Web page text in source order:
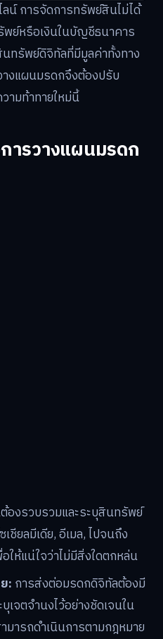
น์ การจัดการทรัพย์สินไม่ได้
ย์หรือเงินในบัญชีธนาคาร
ทรัพย์ดิจิทัลที่มีมูลค่าทั้งทาง
างแผนมรดกจึงต้องปรับ
ามท้าทายใหม่นี้
ารวางแผนมรดก
องรวบรวมและระบุสินทรัพย์
ยลมีเดีย, อีเมล, ไปจนถึง
ให้แน่ใจว่าไม่มีสิ่งใดตกหล่น
: การส่งต่อมรดกดิจิทัลต้องมี
เจตจำนงไว้อย่างชัดเจนใน
มารถดำเนินการตามกฎหมาย